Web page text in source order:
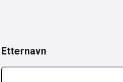
Etternavn